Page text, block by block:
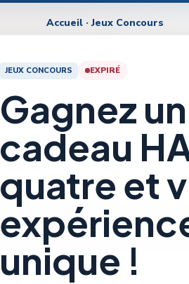
Accueil ·Jeux Concours
JEUX CONCOURS EXPIRÉ
Gagnez
cadeau
quatre et
unique !